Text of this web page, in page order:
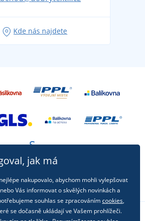
pro pohodové léto
Kde nás najdete
jak má
nakupovalo, abychom mohli vylepšovat
Vás informovat o skvělých novinkách a
souhlas se zpracovánímcookies,
se dočasně ukládají ve Vašem prohlížeči.